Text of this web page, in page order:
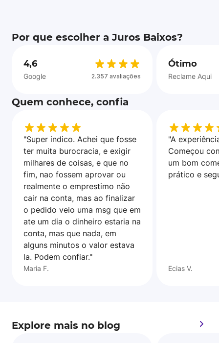
Por que escolher a Juros Baixos?
4,6
Google 2.357 avaliações
Ótimo
Reclame Aqui
Quem conhece, confia
"Super indico. Achei que fosse
ter muita burocracia, e exigir
milhares de coisas, e que no
fim, nao fossem aprovar ou
realmente o emprestimo não
cair na conta, mas ao finalizar
o pedido veio uma msg que em
ate um dia o dinheiro estaria na
conta, mas que nada, em
alguns minutos o valor estava
la. Podem confiar."
Maria F.
"A
Começou
um bom
prático e
Ecias V.
Explore mais no blog